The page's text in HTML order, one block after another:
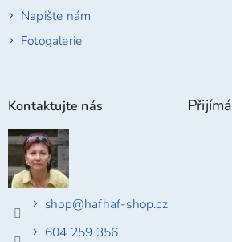
Napište nám
Fotogalerie
Kontaktujte nás
shop@hafhaf-shop.cz
604 259 356